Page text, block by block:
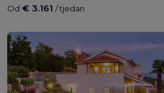
Od € 3.161 / tjedan